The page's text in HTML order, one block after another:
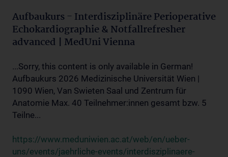
Aufbaukurs - Interdisziplinäre Perioperative
Echokardiographie & Notfallrefresher
advanced | MedUni Vienna
...Sorry, this content is only available in German!
Aufbaukurs 2026 Medizinische Universität Wien |
1090 Wien, Van Swieten Saal und Zentrum für
Anatomie Max. 40 Teilnehmer:innen gesamt bzw. 5
Teilne...
https://www.meduniwien.ac.at/web/en/ueber-
uns/events/jaehrliche-events/interdisziplinaere-